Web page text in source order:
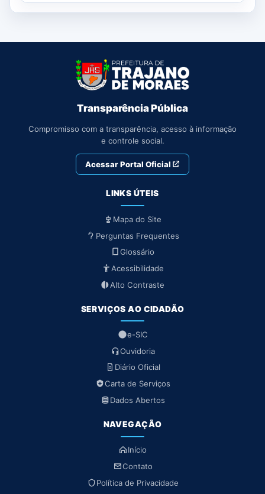
Transparência Pública
Compromisso com a transparência, acesso à informação
e controle social.
Acessar Portal Oficial
LINKS ÚTEIS
Mapa do Site
Perguntas Frequentes
Glossário
Acessibilidade
Alto Contraste
SERVIÇOS AO CIDADÃO
e-SIC
Ouvidoria
Diário Oficial
Carta de Serviços
Dados Abertos
NAVEGAÇÃO
Início
Contato
Política de Privacidade